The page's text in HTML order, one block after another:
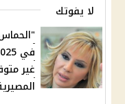
لا يفوتك
غير